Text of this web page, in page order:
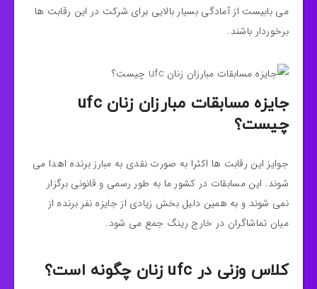
می بابیست از آمادگی بسیار بالایی برای شرکت در این رقابت ها
برخوردار باشند.
جایزه مسابقات مبارزان زنان ufc
چیست؟
جوایز این رقابت ها اکثرا به صورت نقدی به مبارز برنده اهدا می
شوند. این مسابقات در کشور ما به طور رسمی و قانونی برگزار
نمی شوند و به همین دلیل بخش زیادی از جایزه نفر برنده از
میان تماشاگران در خارج رینگ جمع می شود.
کلاس وزنی در ufc زنان چگونه است؟